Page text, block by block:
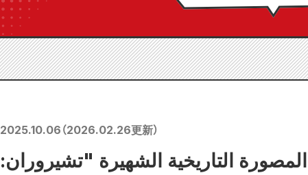
2025.10.06 （2026.02.26更新）
التاريخية الشهيرة "تشيروران: